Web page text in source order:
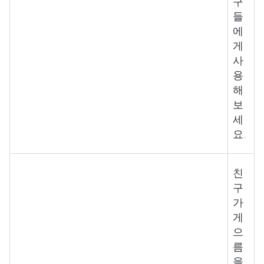
들
에
게
사
용
해
보
세
요.
친
구
가
게
으
름
을